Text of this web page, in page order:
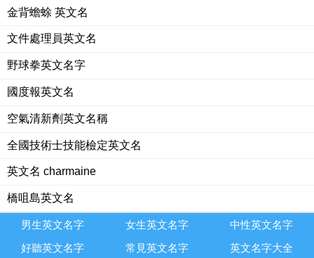
金背蟾蜍 英文名
文件處理員英文名
野球拳英文名字
國度報英文名
空氣清新劑英文名稱
全國技術士技能檢定英文名
英文名 charmaine
橋咀島英文名
男生英文名字 女生英文名字
中性英文名字
好聽英文名字
常見英文名字 英文名字大全